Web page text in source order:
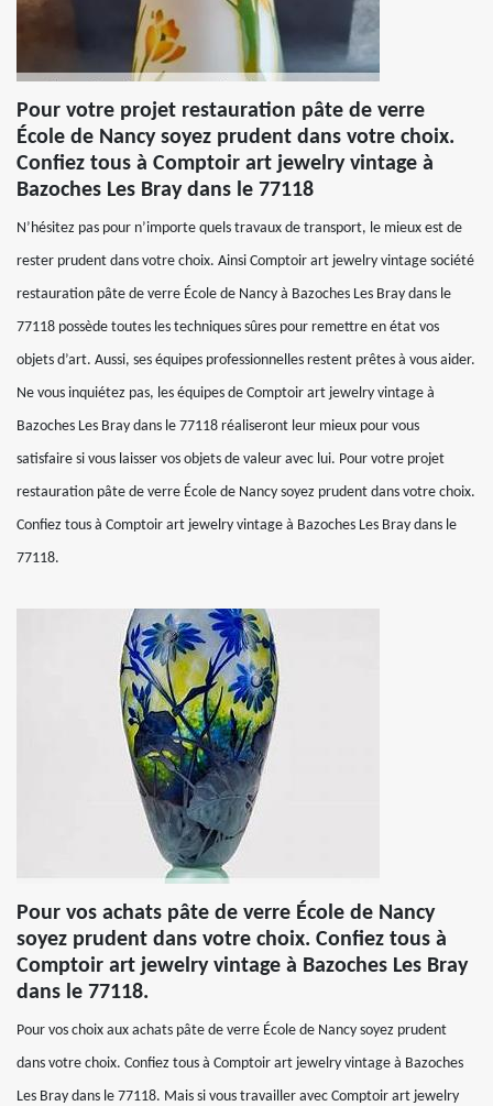
Pour votre projet restauration pâte de verre
École de Nancy soyez prudent dans votre choix.
Confiez tous à Comptoir art jewelry vintage à
Bazoches Les Bray dans le 77118
N’hésitez pas pour n’importe quels travaux de transport, le mieux est de
rester prudent dans votre choix. Ainsi Comptoir art jewelry vintage société
restauration pâte de verre École de Nancy à Bazoches Les Bray dans le
77118 possède toutes les techniques sûres pour remettre en état vos
objets d’art. Aussi, ses équipes professionnelles restent prêtes à vous aider.
Ne vous inquiétez pas, les équipes de Comptoir art jewelry vintage à
Bazoches Les Bray dans le 77118 réaliseront leur mieux pour vous
satisfaire si vous laisser vos objets de valeur avec lui. Pour votre projet
restauration pâte de verre École de Nancy soyez prudent dans votre choix.
Confiez tous à Comptoir art jewelry vintage à Bazoches Les Bray dans le
77118.
Pour vos achats pâte de verre École de Nancy
soyez prudent dans votre choix. Confiez tous à
Comptoir art jewelry vintage à Bazoches Les Bray
dans le 77118.
Pour vos choix aux achats pâte de verre École de Nancy soyez prudent
dans votre choix. Confiez tous à Comptoir art jewelry vintage à Bazoches
Les Bray dans le 77118. Mais si vous travailler avec Comptoir art jewelry